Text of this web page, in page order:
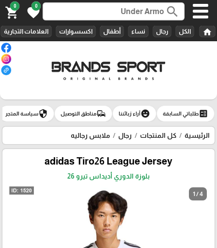
search
0
favorite
0
shopping_cart
home الكل رجال نساء أطفال اكسسوارات العلامات التجارية
ballotطلباتي السابقة emoji_emotionsآراء زبائننا commuteمناطق التوصيل securityسياسة المتجر
الرئيسية كل المنتجات رجال ملابس رجاليه
adidas Tiro26 League Jersey
بلوزة الدوري أديداس تيرو 26
1 / 4